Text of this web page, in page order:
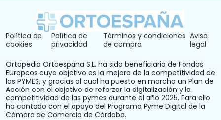
Política de
cookies
Política de
privacidad
Términos y condiciones
de compra
Aviso
legal
Ortopedia Ortoespaña S.L. ha sido beneficiaria de Fondos
Europeos cuyo objetivo es la mejora de la competitividad de
las PYMES, y gracias al cual ha puesto en marcha un Plan de
Acción con el objetivo de reforzar la digitalización y la
competitividad de las pymes durante el año 2025. Para ello
ha contado con el apoyo del Programa Pyme Digital de la
Cámara de Comercio de Córdoba.